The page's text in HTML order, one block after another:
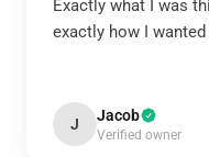
Exactly what I was
exactly how I
J Jacob
Verified owner